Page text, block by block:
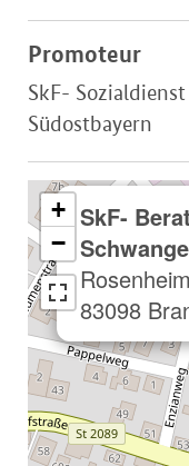
Promoteur
SkF-
Südostbayern
SkF-
83098
+
−